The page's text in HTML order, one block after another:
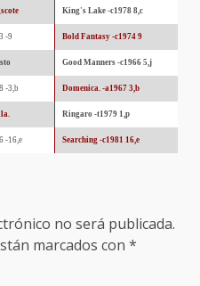
King's Lake -c1978 8,c
-9 Bold Fantasy -c1974 9
Good Manners -c1966 5,j
-3,b Domenica. -a1967 3,b
Ringaro -t1979 1,p
-16,e Searching -c1981 16,e
no será publicada.
marcados con *